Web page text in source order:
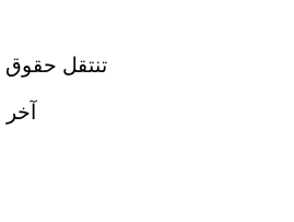
تنتقل حقوق
آخر